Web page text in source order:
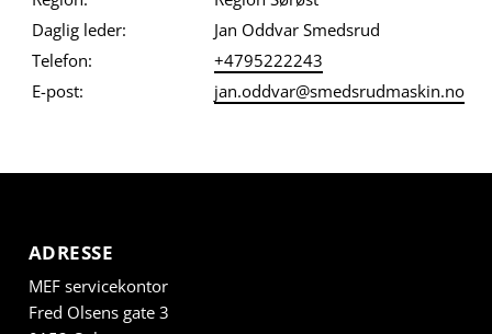
Daglig leder:
Jan Oddvar Smedsrud
Telefon:
+4795222243
E-post:
jan.oddvar@smedsrudmaskin.no
ADRESSE
MEF servicekontor
Fred Olsens gate 3